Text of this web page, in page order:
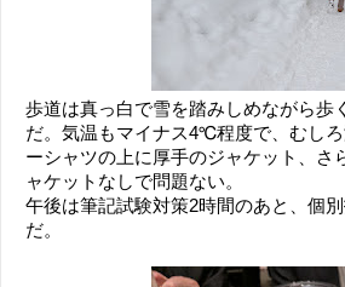
歩道は真っ白で雪を踏みしめながら歩
だ。気温もマイナス4℃程度で、むし
ーシャツの上に厚手のジャケット、さ
ャケットなしで問題ない。
午後は筆記試験対策2時間のあと、個
だ。